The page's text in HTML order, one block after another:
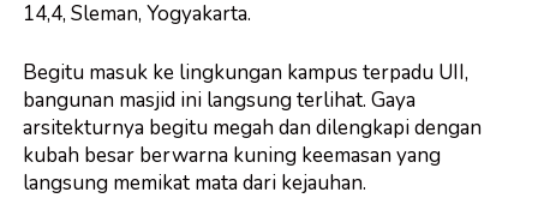
14,4, Sleman, Yogyakarta.
Begitu masuk ke lingkungan kampus terpadu UII,
bangunan masjid ini langsung terlihat. Gaya
arsitekturnya begitu megah dan dilengkapi dengan
kubah besar berwarna kuning keemasan yang
langsung memikat mata dari kejauhan.